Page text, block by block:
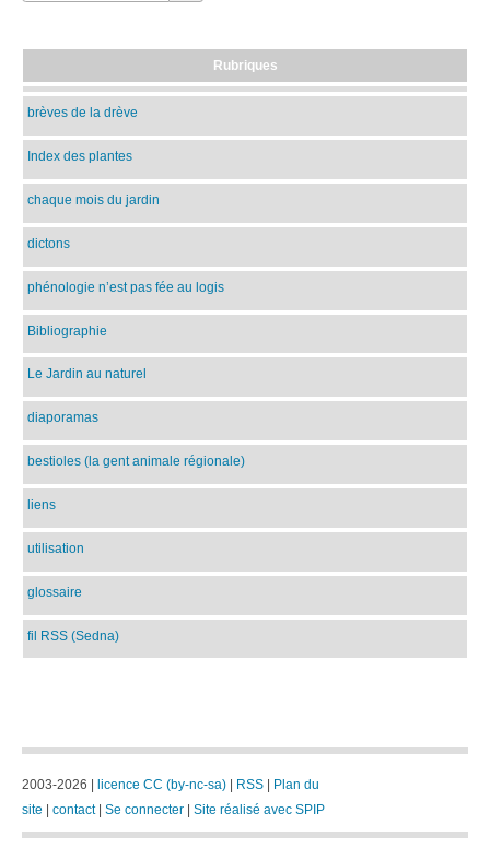
Rubriques
brèves de la drève
Index des plantes
chaque mois du jardin
dictons
phénologie n’est pas fée au logis
Bibliographie
Le Jardin au naturel
diaporamas
bestioles (la gent animale régionale)
liens
utilisation
glossaire
fil RSS (Sedna)
2003-2026 | licence CC (by-nc-sa) | RSS | Plan du
site | contact| Se connecter | Site réalisé avec SPIP